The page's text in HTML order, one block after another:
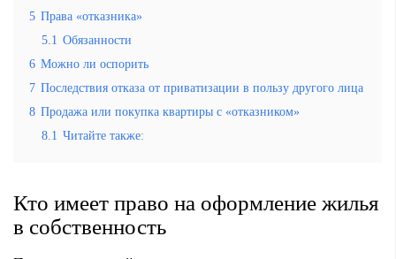
5 Права «отказника»
5.1 Обязанности
6 Можно ли оспорить
7 Последствия отказа от приватизации в пользу другого лица
8 Продажа или покупка квартиры с «отказником»
8.1 Читайте также:
Кто имеет право на оформление жилья
в собственность